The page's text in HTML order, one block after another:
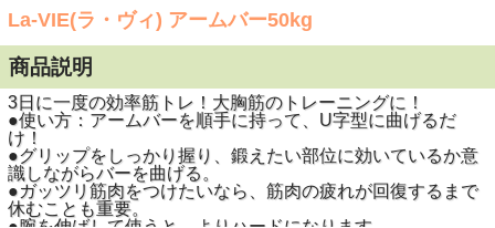
La-VIE(ラ・ヴィ) アームバー50kg
商品説明
3日に一度の効率筋トレ！大胸筋のトレーニングに！
●使い方：アームバーを順手に持って、U字型に曲げるだ
け！
●グリップをしっかり握り、鍛えたい部位に効いているか意
識しながらバーを曲げる。
●ガッツリ筋肉をつけたいなら、筋肉の疲れが回復するまで
休むことも重要。